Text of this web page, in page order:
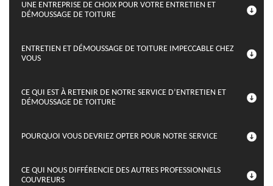
UNE ENTREPRISE DE CHOIX POUR VOTRE ENTRETIEN ET
DÉMOUSSAGE DE TOITURE
ENTRETIEN ET DÉMOUSSAGE DE TOITURE IMPECCABLE CHEZ
VOUS
CE QUI EST À RETENIR DE NOTRE SERVICE D’ENTRETIEN ET
DÉMOUSSAGE DE TOITURE
POURQUOI VOUS DEVRIEZ OPTER POUR NOTRE SERVICE
CE QUI NOUS DIFFÉRENCIE DES AUTRES PROFESSIONNELS
COUVREURS